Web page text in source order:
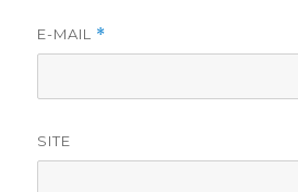
E-MAIL *
SITE